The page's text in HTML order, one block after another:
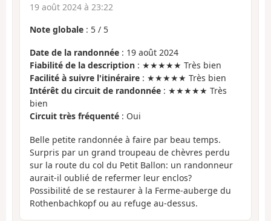
19 août 2024 à 23:22
Note globale : 5 / 5
Date de la randonnée : 19 août 2024
Fiabilité de la description : ★★★★★ Très bien
Facilité à suivre l'itinéraire : ★★★★★ Très bien
Intérêt du circuit de randonnée : ★★★★★ Très
bien
Circuit très fréquenté : Oui
Belle petite randonnée à faire par beau temps.
Surpris par un grand troupeau de chèvres perdu
sur la route du col du Petit Ballon: un randonneur
aurait-il oublié de refermer leur enclos?
Possibilité de se restaurer à la Ferme-auberge du
Rothenbachkopf ou au refuge au-dessus.